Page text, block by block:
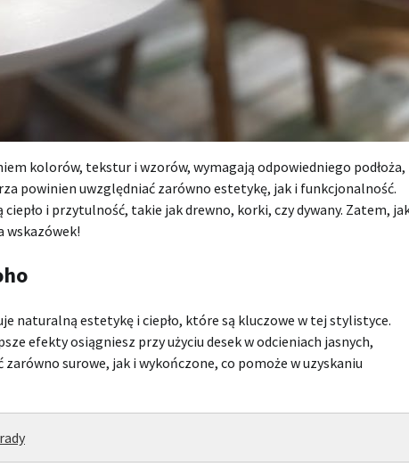
kolorów, tekstur i wzorów, wymagają odpowiedniego podłoża,
powinien uwzględniać zarówno estetykę, jak i funkcjonalność.
i przytulność, takie jak drewno, korki, czy dywany. Zatem,
wskazówek!
naturalną estetykę i ciepło, które są kluczowe w tej stylistyce.
efekty osiągniesz przy użyciu desek w odcieniach jasnych,
surowe, jak i wykończone, co pomoże w uzyskaniu